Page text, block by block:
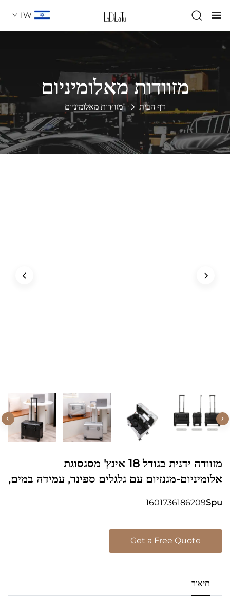
IW
מזוודות מאלומיניום
דף הבית מזוודות מאלומיניום
מזוודה ידנית בגודל 18 אינץ' מסגסוגת
אלומיניום-מגנזיום עם גלגלים ספינר, עמידה במים,
למטרות עסקיות
Spu
1601736186209
Get a Free Quote
תיאור